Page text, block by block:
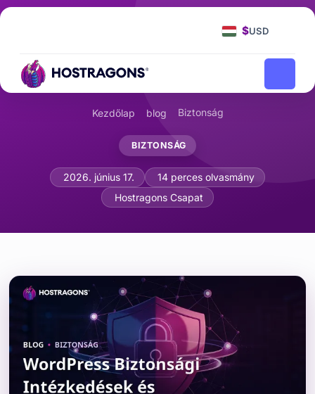
$USD
Kezdőlap blog Biztonság
BIZTONSÁG
WordPress biztonsági intézkedések:
2026. június 17.
14 perces olvasmány
Hostragons Csapat